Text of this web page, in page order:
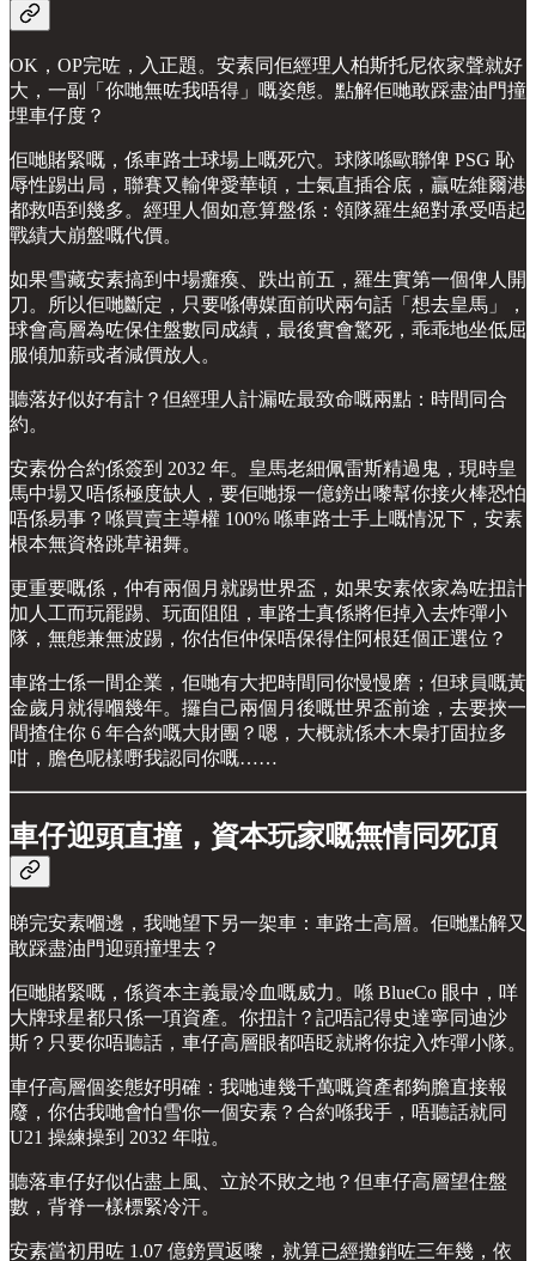
OK，OP完咗，入正題。安素同佢經理人柏斯托尼依家聲就好
大，一副「你哋無咗我唔得」嘅姿態。點解佢哋敢踩盡油門撞
埋車仔度？
佢哋賭緊嘅，係車路士球場上嘅死穴。球隊喺歐聯俾 PSG 恥
辱性踢出局，聯賽又輸俾愛華頓，士氣直插谷底，贏咗維爾港
都救唔到幾多。經理人個如意算盤係：領隊羅生絕對承受唔起
戰績大崩盤嘅代價。
如果雪藏安素搞到中場癱瘓、跌出前五，羅生實第一個俾人開
刀。所以佢哋斷定，只要喺傳媒面前吠兩句話「想去皇馬」，
球會高層為咗保住盤數同成績，最後實會驚死，乖乖地坐低屈
服傾加薪或者減價放人。
聽落好似好有計？但經理人計漏咗最致命嘅兩點：時間同合
約。
安素份合約係簽到 2032 年。皇馬老細佩雷斯精過鬼，現時皇
馬中場又唔係極度缺人，要佢哋揼一億鎊出嚟幫你接火棒恐怕
唔係易事？喺買賣主導權 100% 喺車路士手上嘅情況下，安素
根本無資格跳草裙舞。
更重要嘅係，仲有兩個月就踢世界盃，如果安素依家為咗扭計
加人工而玩罷踢、玩面阻阻，車路士真係將佢掉入去炸彈小
隊，無態兼無波踢，你估佢仲保唔保得住阿根廷個正選位？
車路士係一間企業，佢哋有大把時間同你慢慢磨；但球員嘅黃
金歲月就得嗰幾年。攞自己兩個月後嘅世界盃前途，去要挾一
間揸住你 6 年合約嘅大財團？嗯，大概就係木木梟打固拉多
咁，膽色呢樣嘢我認同你嘅……
車仔迎頭直撞，資本玩家嘅無情同死頂
睇完安素嗰邊，我哋望下另一架車：車路士高層。佢哋點解又
敢踩盡油門迎頭撞埋去？
佢哋賭緊嘅，係資本主義最冷血嘅威力。喺 BlueCo 眼中，咩
大牌球星都只係一項資產。你扭計？記唔記得史達寧同迪沙
斯？只要你唔聽話，車仔高層眼都唔眨就將你掟入炸彈小隊。
車仔高層個姿態好明確：我哋連幾千萬嘅資產都夠膽直接報
廢，你估我哋會怕雪你一個安素？合約喺我手，唔聽話就同
U21 操練操到 2032 年啦。
聽落車仔好似佔盡上風、立於不敗之地？但車仔高層望住盤
數，背脊一樣標緊冷汗。
安素當初用咗 1.07 億鎊買返嚟，就算已經攤銷咗三年幾，依